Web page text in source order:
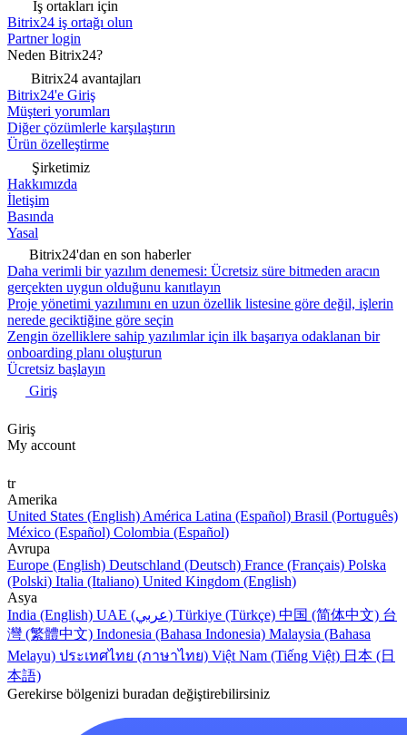
İş ortakları için
Bitrix24 iş ortağı olun
Partner login
Neden Bitrix24?
Bitrix24 avantajları
Bitrix24'e Giriş
Müşteri yorumları
Diğer çözümlerle karşılaştırın
Ürün özelleştirme
Şirketimiz
Hakkımızda
İletişim
Basında
Yasal
Bitrix24'dan en son haberler
Daha verimli bir yazılım denemesi: Ücretsiz süre bitmeden aracın
gerçekten uygun olduğunu kanıtlayın
Proje yönetimi yazılımını en uzun özellik listesine göre değil, işlerin
nerede geciktiğine göre seçin
Zengin özelliklere sahip yazılımlar için ilk başarıya odaklanan bir
onboarding planı oluşturun
Ücretsiz başlayın
Giriş
Giriş
My account
tr
Amerika
United States (English) América Latina (Español) Brasil (Português)
México (Español) Colombia (Español)
Avrupa
Europe (English) Deutschland (Deutsch) France (Français) Polska
(Polski) Italia (Italiano) United Kingdom (English)
Asya
India (English)
UAE (عربي) Türkiye (Türkçe) 中国 (简体中文) 台
灣 (繁體中文) Indonesia (Bahasa Indonesia) Malaysia (Bahasa
Melayu) ประเทศไทย (ภาษาไทย) Việt Nam (Tiếng Việt) 日本 (日
本語)
Gerekirse bölgenizi buradan değiştirebilirsiniz